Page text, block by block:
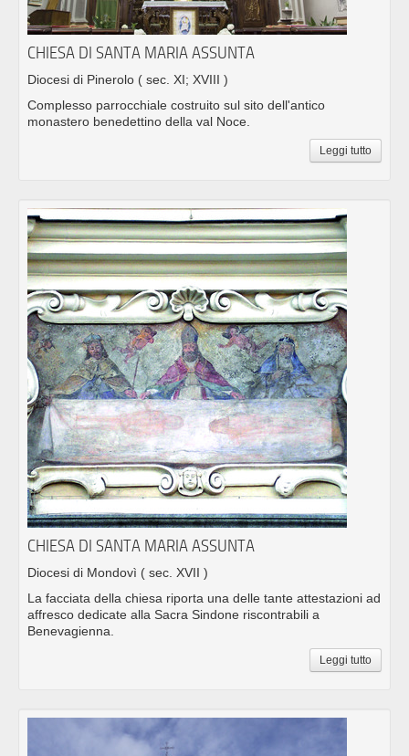
CHIESA DI SANTA MARIA ASSUNTA
Diocesi di Pinerolo ( sec. XI; XVIII )
Complesso parrocchiale costruito sul sito dell'antico
monastero benedettino della val Noce.
Leggi tutto
CHIESA DI SANTA MARIA ASSUNTA
Diocesi di Mondovì ( sec. XVII )
La facciata della chiesa riporta una delle tante attestazioni ad
affresco dedicate alla Sacra Sindone riscontrabili a
Benevagienna.
Leggi tutto